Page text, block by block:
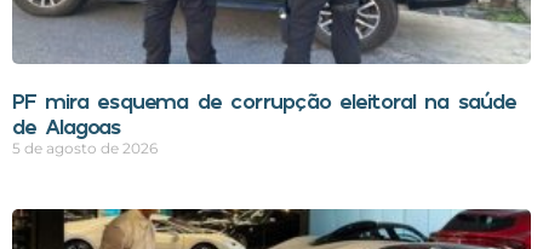
PF mira esquema de corrupção eleitoral na saúde
de Alagoas
5 de agosto de 2026